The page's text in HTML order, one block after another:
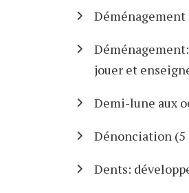
Déménagement
jouer et
Demi-lune aux
Dénonciation (5
Dents: